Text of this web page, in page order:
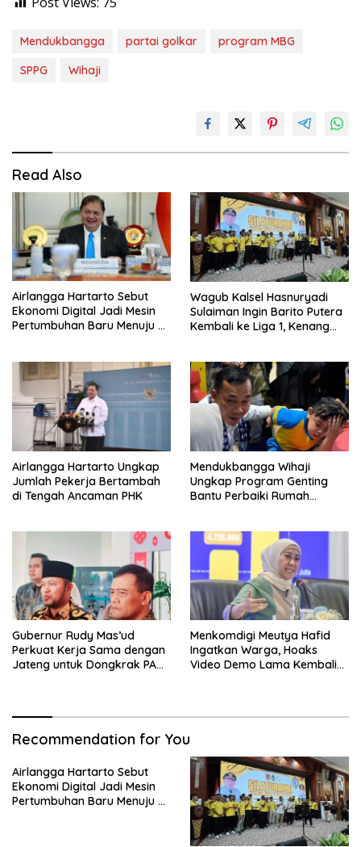
Mendukbangga partai golkar
program MBG
SPPG
Wihaji
Read Also
Airlangga Hartarto Sebut
Ekonomi Digital Jadi Mesin
Pertumbuhan Baru Menuju 8
Wagub Kalsel Hasnuryadi
Sulaiman Ingin Barito Putera
Kembali ke Liga 1, Kenang
Airlangga Hartarto Ungkap
Jumlah Pekerja Bertambah
di Tengah Ancaman PHK
Mendukbangga Wihaji
Ungkap Program Genting
Bantu Perbaiki Rumah
Gubernur Rudy Mas’ud
Perkuat Kerja Sama dengan
Jateng untuk Dongkrak PAD
Menkomdigi Meutya Hafid
Ingatkan Warga, Hoaks
Video Demo Lama Kembali
Recommendation for You
Airlangga Hartarto Sebut
Ekonomi Digital Jadi Mesin
Pertumbuhan Baru Menuju 8